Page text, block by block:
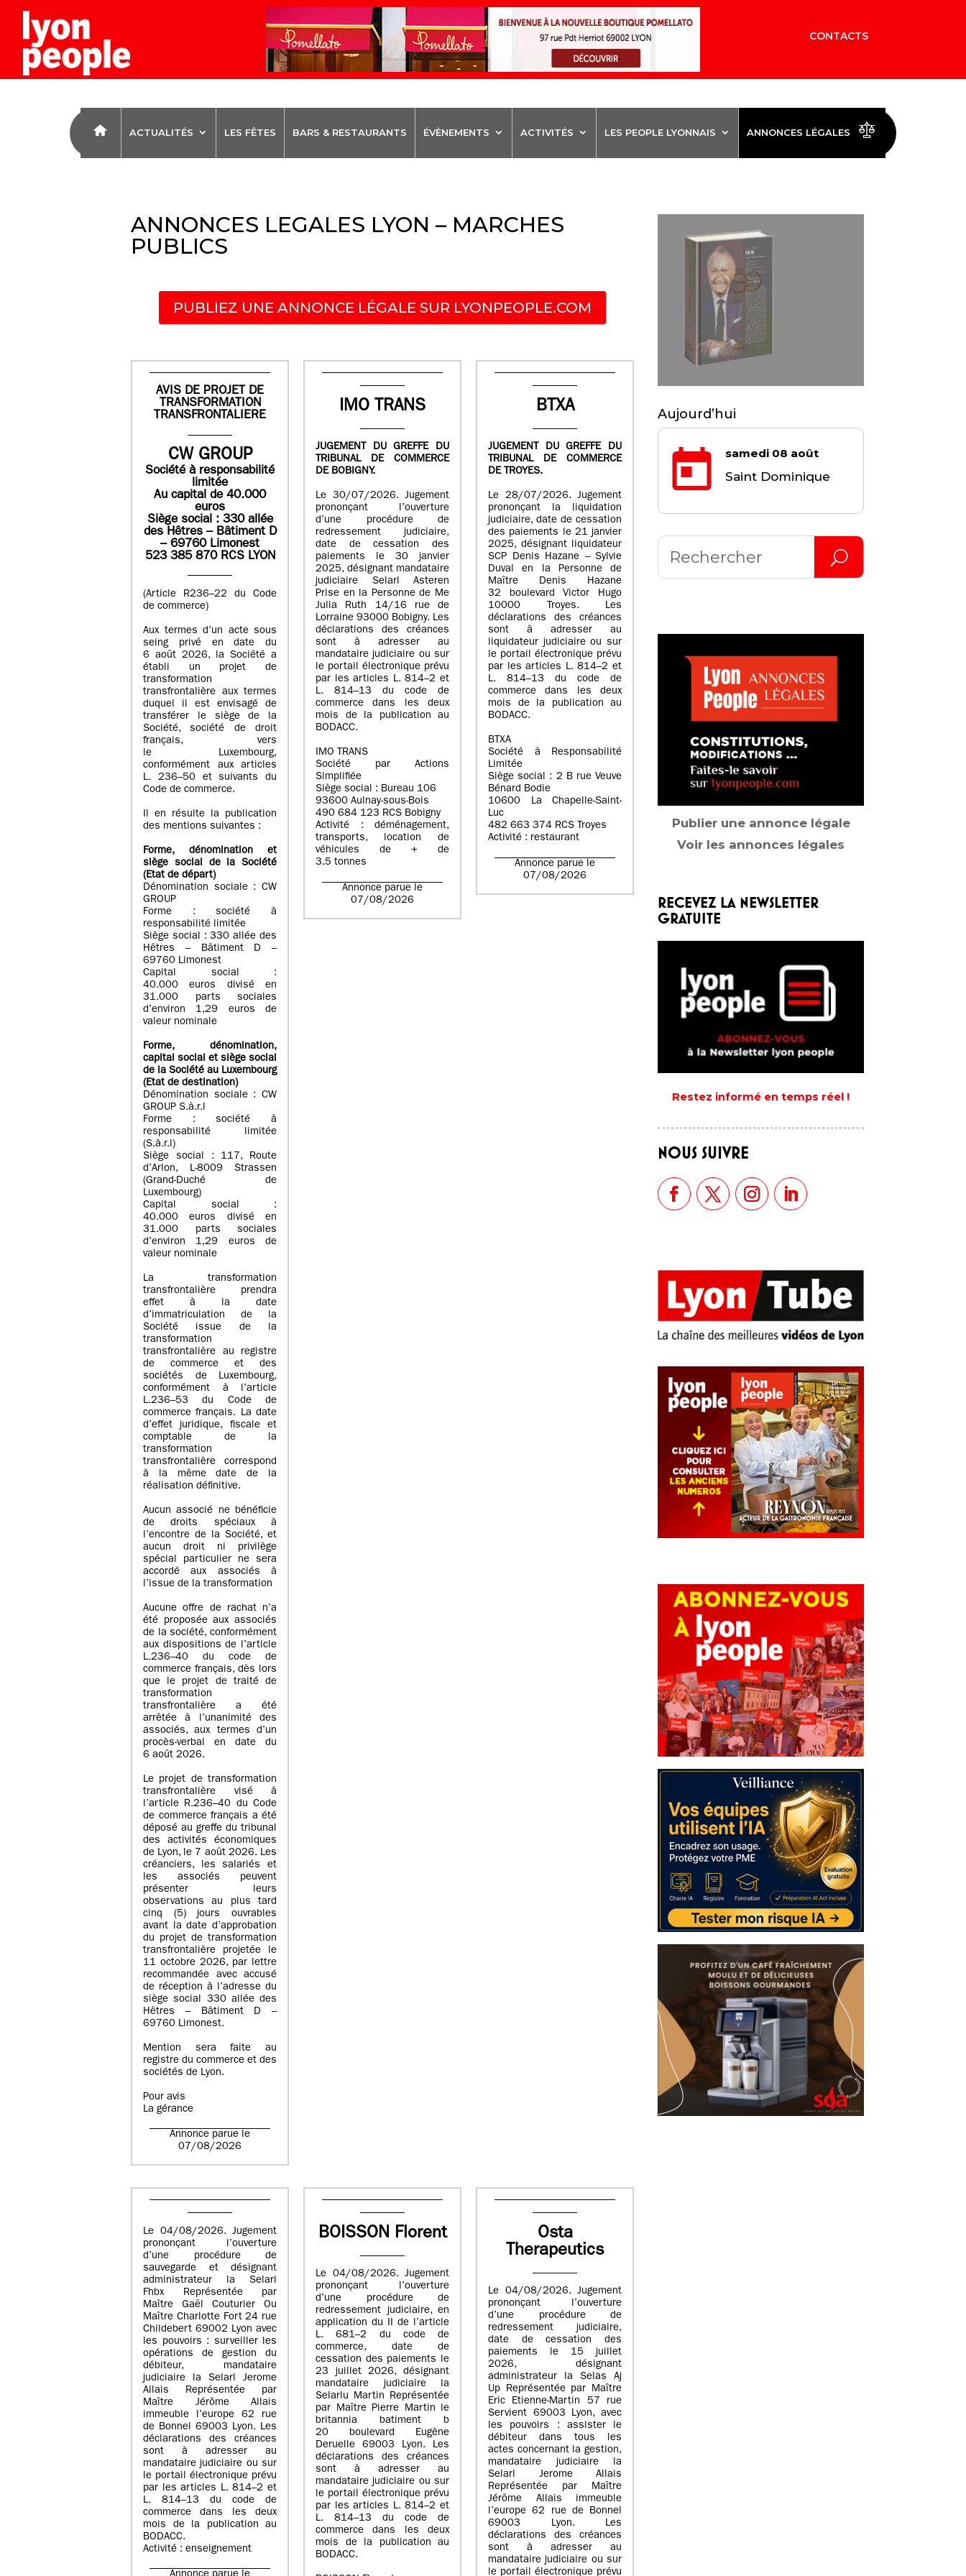
CONTACTS
ACTUALITÉS LES FÊTES BARS & RESTAURANTS ÉVÈNEMENTS ACTIVITÉS LES PEOPLE LYONNAIS ANNONCES LÉGALES
ANNONCES LEGALES LYON – MARCHES
PUBLICS
PUBLIEZ UNE ANNONCE LÉGALE SUR LYONPEOPLE.COM
AVIS DE PROJET DE
TRANSFORMATION
TRANSFRONTALIERE
CW GROUP
Société à responsabilité
limitée
Au capital de 40.000
euros
Siège social : 330 allée
des Hêtres – Bâtiment D
– 69760 Limonest
523 385 870 RCS LYON
(Article R236–22 du Code
de commerce)
Aux termes d’un acte sous
seing privé en date du
6 août 2026, la Société a
établi un projet de
transformation
transfrontalière aux termes
duquel il est envisagé de
transférer le siège de la
Société, société de droit
français, vers
le Luxembourg,
conformément aux articles
L. 236–50 et suivants du
Code de commerce.
Il en résulte la publication
des mentions suivantes :
Forme, dénomination et
siège social de la Société
(Etatde départ)
Dénomination sociale : CW
GROUP
Forme : société à
responsabilité limitée
Siège social : 330 allée des
Hêtres – Bâtiment D –
69760 Limonest
Capital social :
40.000 euros divisé en
31.000 parts sociales
d’environ 1,29 euros de
valeur nominale
Forme, dénomination,
capital social et siège social
de la Société au Luxembourg
(Etat de destination)
Dénomination sociale : CW
GROUP S.à.r.l
Forme : société à
responsabilité limitée
(S.à.r.l)
Siège social : 117, Route
d’Arlon, L-8009 Strassen
(Grand-Duché de
Luxembourg)
Capital social :
40.000 euros divisé en
31.000 parts sociales
d’environ 1,29 euros de
valeur nominale
La transformation
transfrontalière prendra
effet à la date
d’immatriculation de la
Société issue de la
transformation
transfrontalière au registre
de commerce et des
sociétés de Luxembourg,
conformément à l’article
L.236–53 du Code de
commerce français. La date
d’effet juridique, fiscale et
comptable de la
transformation
transfrontalière correspond
à la même date de la
réalisation définitive.
Aucun associé ne bénéficie
de droits spéciaux à
l’encontre de la Société, et
aucun droit ni privilège
spécial particulier ne sera
accordé aux associés à
l’issue de la transformation
Aucune offre de rachat n’a
été proposée aux associés
de la société, conformément
aux dispositions de l’article
L.236–40 du code de
commerce français, dès lors
que le projet de traité de
transformation
transfrontalière a été
arrêtée à l’unanimité des
associés, aux termes d’un
procès-verbal en date du
6 août 2026.
Le projet de transformation
transfrontalière visé à
l’article R.236–40 du Code
de commerce français a été
déposé au greffe du tribunal
des activités économiques
de Lyon, le 7 août 2026. Les
créanciers, les salariés et
les associés peuvent
présenter leurs
observations au plus tard
cinq (5) jours ouvrables
avant la date d’approbation
du projet de transformation
transfrontalière projetée le
11 octobre 2026, par lettre
recommandée avec accusé
de réception à l’adresse du
siège social 330 allée des
Hêtres – Bâtiment D –
69760 Limonest.
Mention sera faite au
registre du commerce et des
sociétés de Lyon.
Pour avis
La gérance
Annonce parue le
07/08/2026
IMO TRANS
JUGEMENT DU GREFFE DU
TRIBUNAL DE COMMERCE
DE BOBIGNY.
Le 30/07/2026. Jugement
prononçant l’ouverture
d’une procédure de
redressement judiciaire,
date de cessation des
paiements le 30 janvier
2025, désignant mandataire
judiciaire Selarl Asteren
Prise en la Personne de Me
Julia Ruth 14/16 rue de
Lorraine 93000 Bobigny. Les
déclarations des créances
sont à adresser au
mandataire judiciaire ou sur
le portail électronique prévu
par les articles L. 814–2 et
L. 814–13 du code de
commerce dans les deux
mois de la publication au
BODACC.
IMO TRANS
Société par Actions
Simplifiée
Siège social : Bureau 106
93600 Aulnay-sous-Bois
490 684 123 RCS Bobigny
Activité : déménagement,
transports, location de
véhicules de + de
3.5 tonnes
Annonce parue le
07/08/2026
BTXA
JUGEMENT DU GREFFE DU
TRIBUNAL DE COMMERCE
DE TROYES.
Le 28/07/2026. Jugement
prononçant la liquidation
judiciaire, date de cessation
des paiements le 21 janvier
2025, désignant liquidateur
SCP Denis Hazane – Sylvie
Duval en la Personne de
Maître Denis Hazane
32 boulevard Victor Hugo
10000 Troyes. Les
déclarations des créances
sont à adresser au
liquidateur judiciaire ou sur
le portail électronique prévu
par les articles L. 814–2 et
L. 814–13 du code de
commerce dans les deux
mois de la publication au
BODACC.
BTXA
Société à Responsabilité
Limitée
Siège social : 2 B rue Veuve
Bénard Bodie
10600 La Chapelle-Saint-
Luc
482 663 374 RCS Troyes
Activité : restaurant
Annonce parue le
07/08/2026
Le 04/08/2026. Jugement
prononçant l’ouverture
d’une procédure de
sauvegarde et désignant
administrateur la Selarl
Fhbx Représentée par
Maître Gaël Couturier Ou
Maître Charlotte Fort 24 rue
Childebert 69002 Lyon avec
les pouvoirs : surveiller les
opérations de gestion du
débiteur, mandataire
judiciaire la Selarl Jerome
Allais Représentée par
Maître Jérôme Allais
immeuble l’europe 62 rue
de Bonnel 69003 Lyon. Les
déclarations des créances
sont à adresser au
mandataire judiciaire ou sur
le portail électronique prévu
par les articles L. 814–2 et
L. 814–13 du code de
commerce dans les deux
mois de la publication au
BODACC.
Activité : enseignement
BOISSON Florent
Le 04/08/2026. Jugement
prononçant l’ouverture
d’une procédure de
redressement judiciaire, en
application du II de l’article
L. 681–2 du code de
commerce, date de
cessation des paiements le
23 juillet 2026, désignant
mandataire judiciaire la
Selarlu Martin Représentée
par Maître Pierre Martin le
britannia batiment b
20 boulevard Eugène
Deruelle 69003 Lyon. Les
déclarations des créances
sont à adresser au
mandataire judiciaire ou sur
le portail électronique prévu
par les articles L. 814–2 et
L. 814–13 du code de
commerce dans les deux
mois de la publication au
BODACC.
Osta
Therapeutics
Le 04/08/2026. Jugement
prononçant l’ouverture
d’une procédure de
redressement judiciaire,
date de cessation des
paiements le 15 juillet
2026, désignant
administrateur la Selas Aj
Up Représentée par Maître
Eric Etienne-Martin 57 rue
Servient 69003 Lyon, avec
les pouvoirs : assister le
débiteur dans tous les
actes concernant la gestion,
mandataire judiciaire la
Selarl Jerome Allais
Représentée par Maître
Jérôme Allais immeuble
l’europe 62 rue de Bonnel
69003 Lyon. Les
déclarations des créances
sont à adresser au
mandataire judiciaire ou sur
le portail électronique prévu
Aujourd’hui
samedi 08 août
Saint Dominique
Publier une annonce légale
Voir les annonces légales
RECEVEZ LA NEWSLETTER
GRATUITE
Restez informé en temps réel !
NOUS SUIVRE